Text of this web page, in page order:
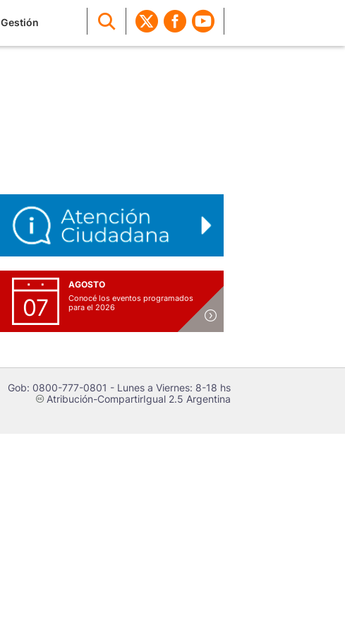
Gestión
07
AGOSTO
Conocé los eventos programados
para el 2026
Gob: 0800-777-0801 - Lunes a Viernes: 8-18 hs
cAtribución-CompartirIgual 2.5 Argentina